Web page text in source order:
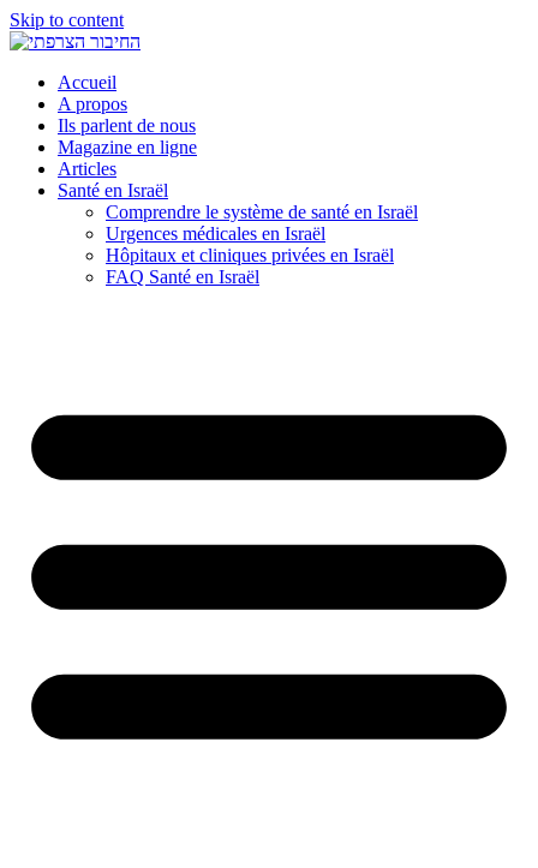
Skip to content
Accueil
A propos
Ils parlent de nous
Magazine en ligne
Articles
Santé en Israël
Comprendre le système de santé en Israël
Urgences médicales en Israël
Hôpitaux et cliniques privées en Israël
FAQ Santé en Israël